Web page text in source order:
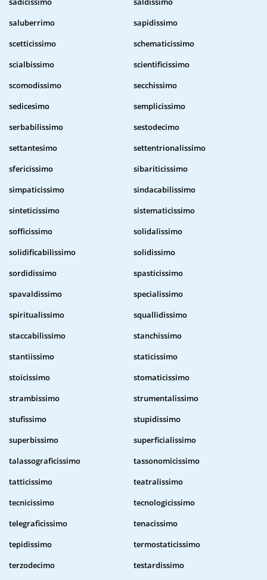
saluberrimo
sapidissimo
scetticissimo
schematicissimo
scialbissimo
scientificissimo
scomodissimo
secchissimo
sedicesimo
semplicissimo
serbabilissimo
sestodecimo
settantesimo
settentrionalissimo
sfericissimo
sibariticissimo
simpaticissimo
sindacabilissimo
sinteticissimo
sistematicissimo
sofficissimo
solidalissimo
solidificabilissimo
solidissimo
sordidissimo
spasticissimo
spavaldissimo
specialissimo
spiritualissimo
squallidissimo
staccabilissimo
stanchissimo
stantiissimo
staticissimo
stoicissimo
stomaticissimo
strambissimo
strumentalissimo
stufissimo
stupidissimo
superbissimo
superficialissimo
talassograficissimo
tassonomicissimo
tatticissimo
teatralissimo
tecnicissimo
tecnologicissimo
telegraficissimo
tenacissimo
tepidissimo
termostaticissimo
terzodecimo
testardissimo